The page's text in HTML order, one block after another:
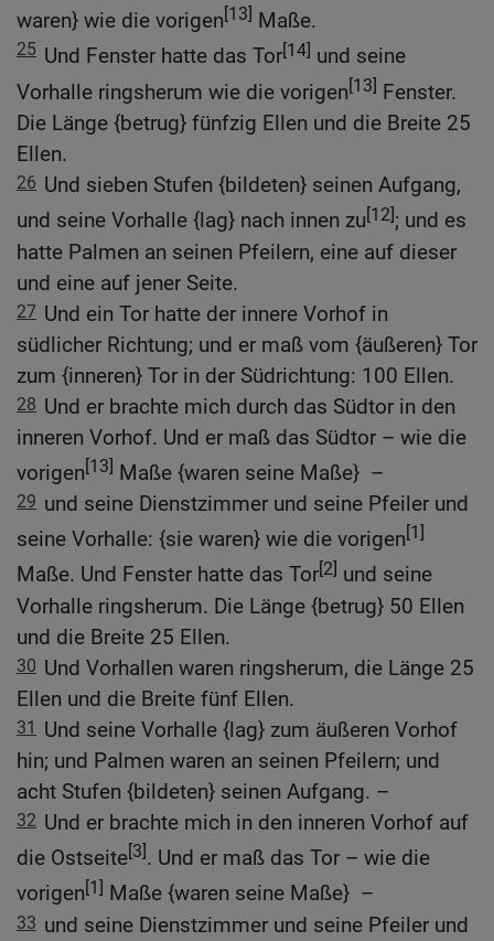
waren} wie die vorigen[13] Maße.
25 Und Fenster hatte das Tor[14] und seine
Vorhalle ringsherum wie die vorigen[13] Fenster.
Die Länge {betrug} fünfzig Ellen und die Breite 25
Ellen.
26 Und sieben Stufen {bildeten} seinen Aufgang,
und seine Vorhalle {lag} nach innen zu[12]; und es
hatte Palmen an seinen Pfeilern, eine auf dieser
und eine auf jener Seite.
27 Und ein Tor hatte der innere Vorhof in
südlicher Richtung; und er maß vom {äußeren} Tor
zum {inneren} Tor in der Südrichtung: 100 Ellen.
28 Und er brachte mich durch das Südtor in den
inneren Vorhof. Und er maß das Südtor – wie die
vorigen[13] Maße {waren seine Maße} –
29 und seine Dienstzimmer und seine Pfeiler und
seine Vorhalle: {sie waren} wie die vorigen[1]
Maße. Und Fenster hatte das Tor[2] und seine
Vorhalle ringsherum. Die Länge {betrug} 50 Ellen
und die Breite 25 Ellen.
30 Und Vorhallen waren ringsherum, die Länge 25
Ellen und die Breite fünf Ellen.
31 Und seine Vorhalle {lag} zum äußeren Vorhof
hin; und Palmen waren an seinen Pfeilern; und
acht Stufen {bildeten} seinen Aufgang. –
32 Und er brachte mich in den inneren Vorhof auf
die Ostseite[3]. Und er maß das Tor – wie die
vorigen[1] Maße {waren seine Maße} –
33 und seine Dienstzimmer und seine Pfeiler und